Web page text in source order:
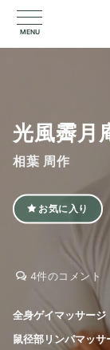
MENU
光風霽月
相葉 周作
お気に入り
光
月
庵
光
月
庵
4件のコメント
全身ゲイマッサージ
鼠径部リンパマッサ